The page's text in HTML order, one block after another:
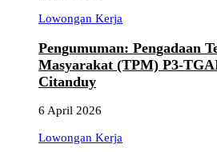
Lowongan Kerja
Pengumuman: Pengadaan
Masyarakat (TPM) P3-
Citanduy
6 April 2026
Lowongan Kerja